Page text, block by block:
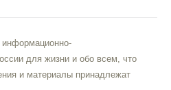
для жизни и обо всем, что
и материалы принадлежат